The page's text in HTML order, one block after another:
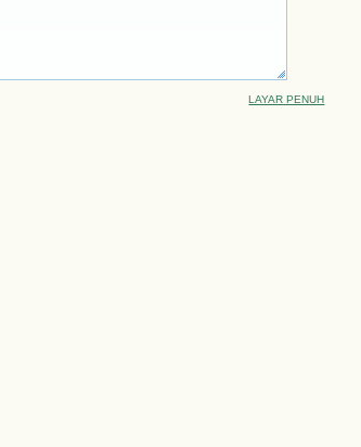
LAYAR PENUH